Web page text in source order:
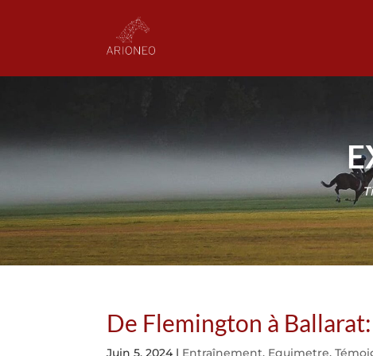
De Flemington à
Juin 5, 2024| Entraînement, Equimetre,